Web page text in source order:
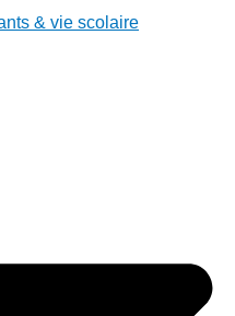
& vie scolaire